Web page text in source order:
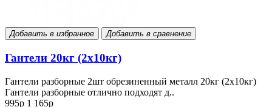
Добавить в избранное Добавить в сравнение
Гантели 20кг (2х10кг)
Гантели разборные 2шт обрезиненный металл 20кг (2х10кг)
Гантели разборные отлично подходят д..
995р 1 165р